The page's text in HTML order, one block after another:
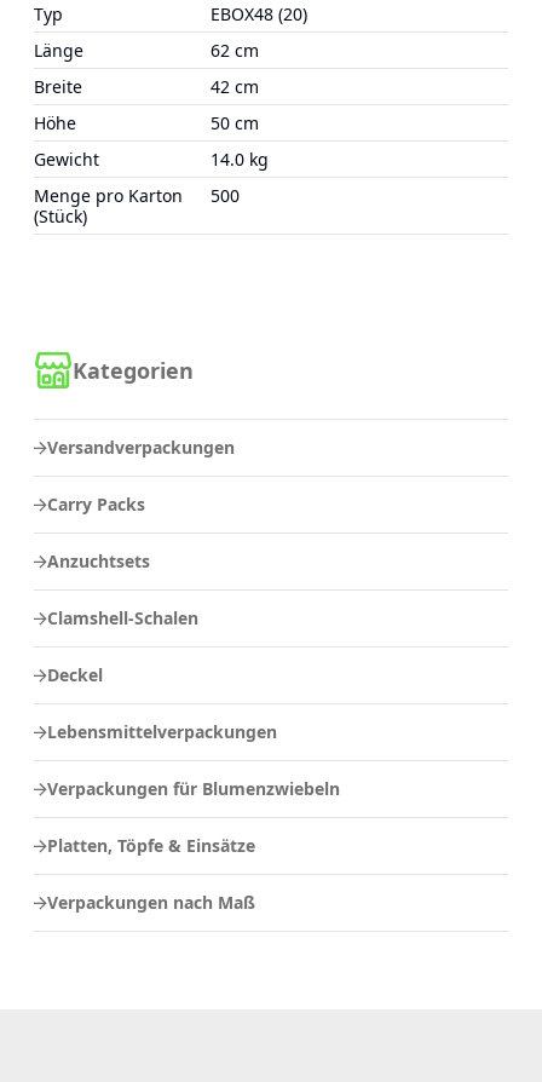
Kategorien
Versandverpackungen
Carry Packs
Anzuchtsets
Clamshell-Schalen
Deckel
Lebensmittelverpackungen
Verpackungen für Blumenzwiebeln
Platten, Töpfe & Einsätze
Verpackungen nach Maß
Typ
EBOX48 (20)
Länge
62 cm
Breite
42 cm
Höhe
50 cm
Gewicht
14.0 kg
Menge pro Karton
(Stück)
500